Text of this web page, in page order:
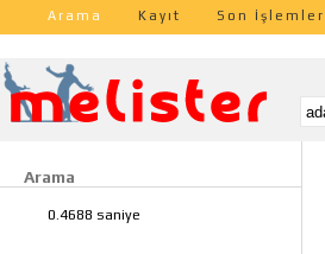
Arama Kayıt Son İşlemler
Arama
0.4688 saniye